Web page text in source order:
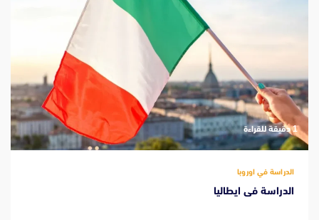
‫1 دقيقة للقراءة
الدراسة في اوروبا
الدراسة فى ايطاليا